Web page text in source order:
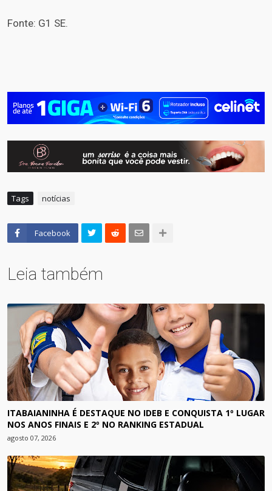
Fonte: G1 SE.
Tags notícias
Facebook
Leia também
ITABAIANINHA É DESTAQUE NO IDEB E CONQUISTA 1º LUGAR
NOS ANOS FINAIS E 2º NO RANKING ESTADUAL
agosto 07, 2026